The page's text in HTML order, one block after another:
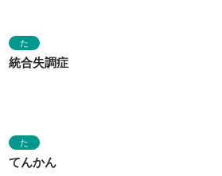
た
統合失調症
た
てんかん